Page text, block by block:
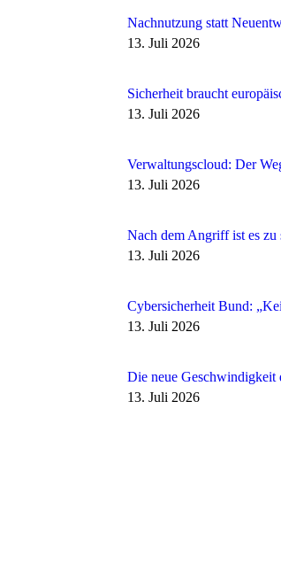
Nachnutzung statt
13. Juli 2026
Sicherheit braucht
13. Juli 2026
Verwaltungscloud: Der
13. Juli 2026
Nach dem Angriff ist es
13. Juli 2026
Cybersicherheit Bund:
13. Juli 2026
Die neue
13. Juli 2026